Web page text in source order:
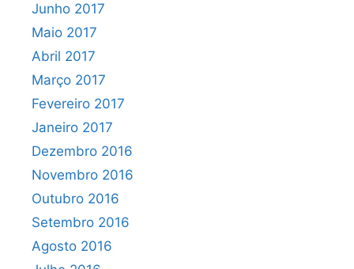
Junho 2017
Maio 2017
Abril 2017
Março 2017
Fevereiro 2017
Janeiro 2017
Dezembro 2016
Novembro 2016
Outubro 2016
Setembro 2016
Agosto 2016